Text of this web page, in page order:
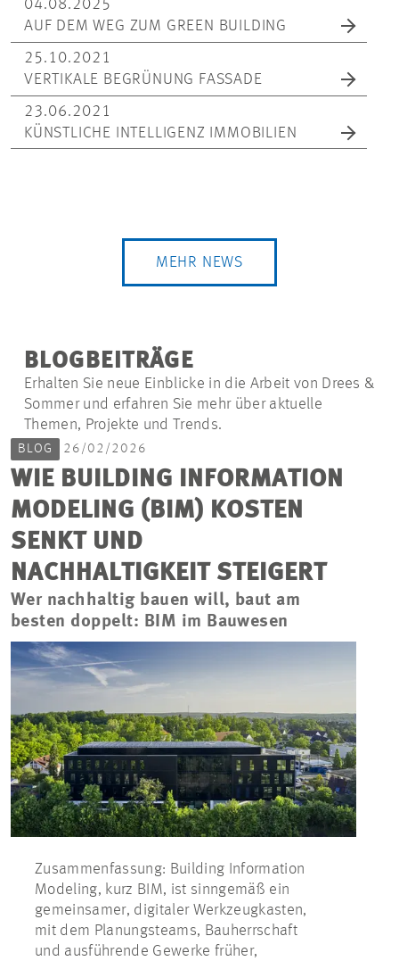
04.08.2025
AUF DEM WEG ZUM GREEN BUILDING
25.10.2021
VERTIKALE BEGRÜNUNG FASSADE
23.06.2021
KÜNSTLICHE INTELLIGENZ IMMOBILIEN
MEHR NEWS
BLOGBEITRÄGE
Erhalten Sie neue Einblicke in die Arbeit von Drees &
Sommer und erfahren Sie mehr über aktuelle
Themen, Projekte und Trends.
BLOG 26/02/2026
WIE BUILDING INFORMATION
MODELING (BIM) KOSTEN
SENKT UND
NACHHALTIGKEIT STEIGERT
Wer nachhaltig bauen will, baut am
besten doppelt: BIM im Bauwesen
Zusammenfassung: Building Information
Modeling, kurz BIM, ist sinngemäß ein
gemeinsamer, digitaler Werkzeugkasten,
mit dem Planungsteams, Bauherrschaft
und ausführende Gewerke früher,